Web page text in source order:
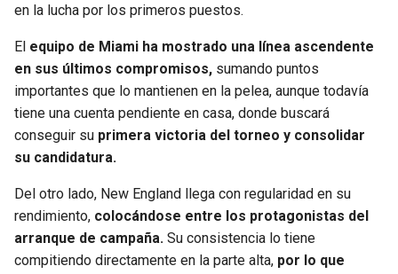
en la lucha por los primeros puestos.
El equipo de Miami ha mostrado una línea ascendente
en sus últimos compromisos, sumando puntos
importantes que lo mantienen en la pelea, aunque todavía
tiene una cuenta pendiente en casa, donde buscará
conseguir su primera victoria del torneo y consolidar
su candidatura.
Del otro lado, New England llega con regularidad en su
rendimiento, colocándose entre los protagonistas del
arranque de campaña. Su consistencia lo tiene
compitiendo directamente en la parte alta, por lo que